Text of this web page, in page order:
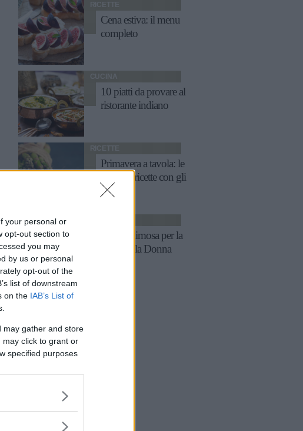
your personal or
opt-out section to
you may
by us or personal
opt-out of the
list of downstream
on the IAB’s List of
may gather and store
may click to grant or
specified purposes
RICETTE
Cena estiva: il menu
completo
CUCINA
10 piatti da provare al
ristorante indiano
RICETTE
Primavera a tavola: le
migliori ricette con gli
asparagi
Menu mimosa per la
Festa della Donna